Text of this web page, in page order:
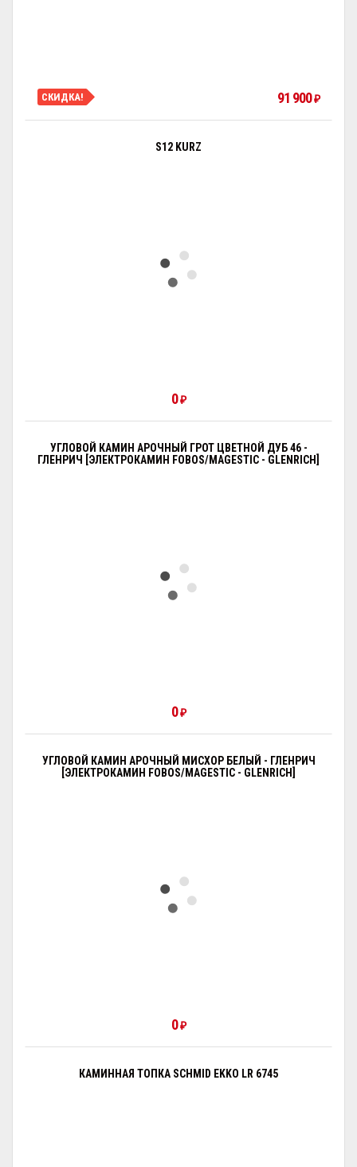
СКИДКА! 91 900₽
S12 KURZ
0₽
УГЛОВОЙ КАМИН АРОЧНЫЙ ГРОТ ЦВЕТНОЙ ДУБ 46 -
ГЛЕНРИЧ [ЭЛЕКТРОКАМИН FOBOS/MAGESTIC - GLENRICH]
0₽
УГЛОВОЙ КАМИН АРОЧНЫЙ МИСХОР БЕЛЫЙ - ГЛЕНРИЧ
[ЭЛЕКТРОКАМИН FOBOS/MAGESTIC - GLENRICH]
0₽
КАМИННАЯ ТОПКА SCHMID EKKO LR 6745